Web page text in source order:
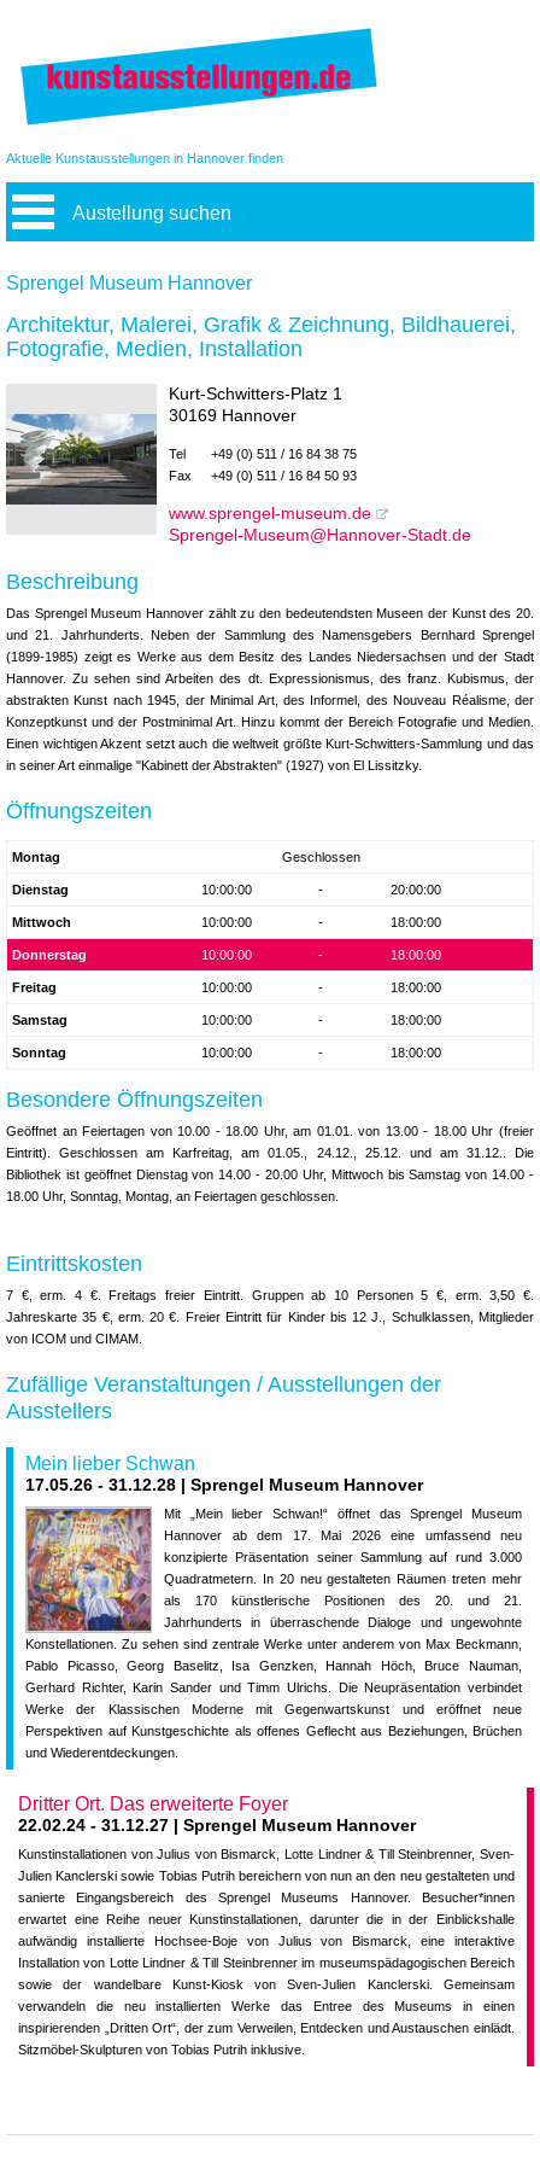
Aktuelle Kunstausstellungen in Hannover finden
Austellung suchen
Sprengel Museum Hannover
Architektur, Malerei, Grafik & Zeichnung, Bildhauerei,
Fotografie, Medien, Installation
Kurt-Schwitters-Platz 1
30169 Hannover
Tel
+49 (0) 511 / 16 84 38 75
Fax
+49 (0) 511 / 16 84 50 93
www.sprengel-museum.de
Sprengel-Museum@Hannover-Stadt.de
Beschreibung
Das Sprengel Museum Hannover zählt zu den bedeutendsten Museen der Kunst des 20.
und 21. Jahrhunderts. Neben der Sammlung des Namensgebers Bernhard Sprengel
(1899-1985) zeigt es Werke aus dem Besitz des Landes Niedersachsen und der Stadt
Hannover. Zu sehen sind Arbeiten des dt. Expressionismus, des franz. Kubismus, der
abstrakten Kunst nach 1945, der Minimal Art, des Informel, des Nouveau Réalisme, der
Konzeptkunst und der Postminimal Art. Hinzu kommt der Bereich Fotografie und Medien.
Einen wichtigen Akzent setzt auch die weltweit größte Kurt-Schwitters-Sammlung und das
in seiner Art einmalige "Kabinett der Abstrakten" (1927) von El Lissitzky.
Öffnungszeiten
Montag Geschlossen
Dienstag 10:00:00 - 20:00:00
Mittwoch 10:00:00 - 18:00:00
Donnerstag 10:00:00 - 18:00:00
Freitag 10:00:00 - 18:00:00
Samstag 10:00:00 - 18:00:00
Sonntag 10:00:00 - 18:00:00
Besondere Öffnungszeiten
Geöffnet an Feiertagen von 10.00 - 18.00 Uhr, am 01.01. von 13.00 - 18.00 Uhr (freier
Eintritt). Geschlossen am Karfreitag, am 01.05., 24.12., 25.12. und am 31.12.. Die
Bibliothek ist geöffnet Dienstag von 14.00 - 20.00 Uhr, Mittwoch bis Samstag von 14.00 -
18.00 Uhr, Sonntag, Montag, an Feiertagen geschlossen.
Eintrittskosten
7 €, erm. 4 €. Freitags freier Eintritt. Gruppen ab 10 Personen 5 €, erm. 3,50 €.
Jahreskarte 35 €, erm. 20 €. Freier Eintritt für Kinder bis 12 J., Schulklassen, Mitglieder
von ICOM und CIMAM.
Zufällige Veranstaltungen / Ausstellungen der
Ausstellers
Mein lieber Schwan
17.05.26 - 31.12.28 | Sprengel Museum Hannover
Mit „Mein lieber Schwan!“ öffnet das Sprengel Museum
Hannover ab dem 17. Mai 2026 eine umfassend neu
konzipierte Präsentation seiner Sammlung auf rund 3.000
Quadratmetern. In 20 neu gestalteten Räumen treten mehr
als 170 künstlerische Positionen des 20. und 21.
Jahrhunderts in überraschende Dialoge und ungewohnte
Konstellationen. Zu sehen sind zentrale Werke unter anderem von Max Beckmann,
Pablo Picasso, Georg Baselitz, Isa Genzken, Hannah Höch, Bruce Nauman,
Gerhard Richter, Karin Sander und Timm Ulrichs. Die Neupräsentation verbindet
Werke der Klassischen Moderne mit Gegenwartskunst und eröffnet neue
Perspektiven auf Kunstgeschichte als offenes Geflecht aus Beziehungen, Brüchen
und Wiederentdeckungen.
Dritter Ort. Das erweiterte Foyer
22.02.24 - 31.12.27 | Sprengel Museum Hannover
Kunstinstallationen von Julius von Bismarck, Lotte Lindner & Till Steinbrenner, Sven-
Julien Kanclerski sowie Tobias Putrih bereichern von nun an den neu gestalteten und
sanierte Eingangsbereich des Sprengel Museums Hannover. Besucher*innen
erwartet eine Reihe neuer Kunstinstallationen, darunter die in der Einblickshalle
aufwändig installierte Hochsee-Boje von Julius von Bismarck, eine interaktive
Installation von Lotte Lindner & Till Steinbrenner im museumspädagogischen Bereich
sowie der wandelbare Kunst-Kiosk von Sven-Julien Kanclerski. Gemeinsam
verwandeln die neu installierten Werke das Entree des Museums in einen
inspirierenden „Dritten Ort“, der zum Verweilen, Entdecken und Austauschen einlädt.
Sitzmöbel-Skulpturen von Tobias Putrih inklusive.